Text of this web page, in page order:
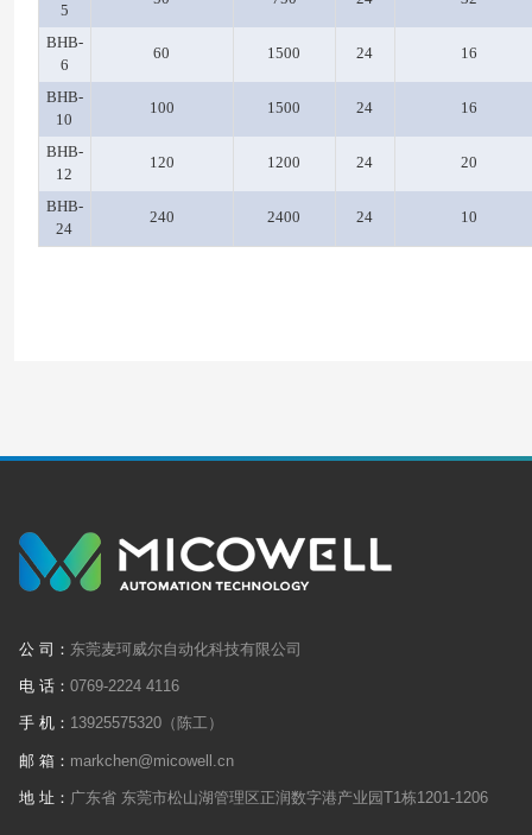
5
BHB-
6
60 1500 24 16
BHB-
10
100 1500 24 16
BHB-
12
120 1200 24 20
BHB-
24
240 2400 24 10
公 司： 东莞麦珂威尔自动化科技有限公司
电 话： 0769-2224 4116
手 机： 13925575320（陈工）
邮 箱： markchen@micowell.cn
地 址： 广东省 东莞市松山湖管理区正润数字港产业园T1栋1201-1206